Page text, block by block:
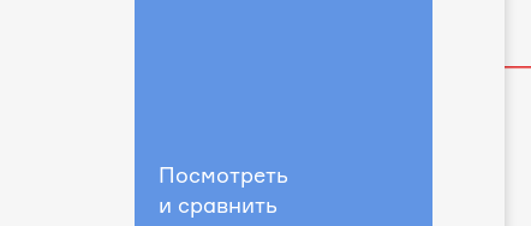
Посмотреть
и сравнить